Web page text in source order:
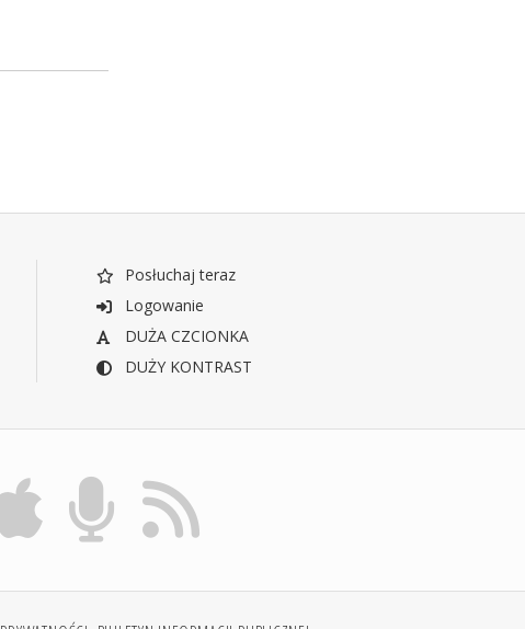
Posłuchaj teraz
Logowanie
DUŻA CZCIONKA
DUŻY KONTRAST